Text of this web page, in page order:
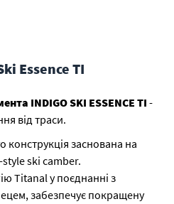
Essence TI
INDIGO SKI ESSENCE TI -
від траси.
заснована на
style ski camber.
Titanal у поєднанні з
забезпечує покращену